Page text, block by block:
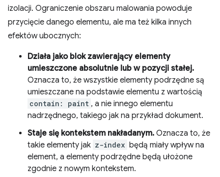
izolacji. Ograniczenie obszaru malowania powoduje
przycięcie danego elementu, ale ma też kilka innych
efektów ubocznych:
Działa jako blok zawierający elementy
umieszczone absolutnie lub w pozycji stałej.
Oznacza to, że wszystkie elementy podrzędne są
umieszczane na podstawie elementu z wartością
contain: paint , a nie innego elementu
nadrzędnego, takiego jak na przykład dokument.
Staje się kontekstem nakładanym. Oznacza to, że
takie elementy jak z-index będą miały wpływ na
element, a elementy podrzędne będą ułożone
zgodnie z nowym kontekstem.